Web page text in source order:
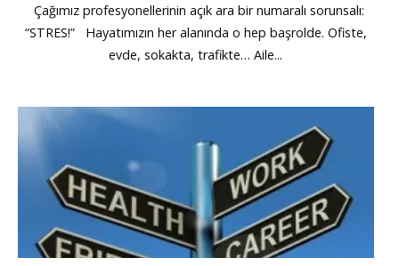
Çağımız profesyonellerinin açık ara bir numaralı sorunsalı:
“STRES!” Hayatımızın her alanında o hep başrolde. Ofiste,
evde, sokakta, trafikte… Aile...